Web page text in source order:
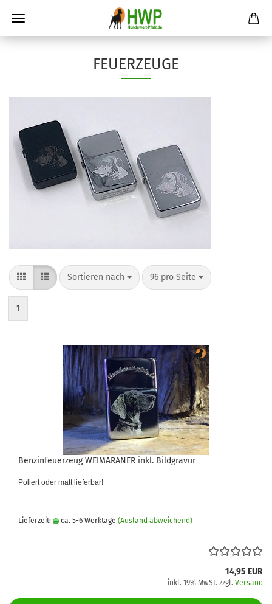
FEUERZEUGE
Sortieren nach
Sortieren nach 96 pro Seite
pro Seite
1
Benzinfeuerzeug WEIMARANER inkl. Bildgravur
Poliert oder matt lieferbar!
Lieferzeit: ca. 5-6 Werktage (Ausland abweichend)
14,95 EUR
inkl. 19% MwSt. zzgl. Versand